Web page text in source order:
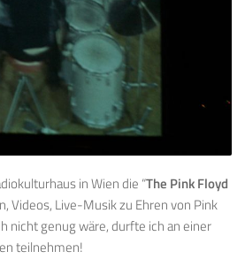
in Wien die “The Pink Floyd
Videos, Live-Musik zu Ehren von Pink
nicht genug wäre, durfte ich an einer
teilnehmen!